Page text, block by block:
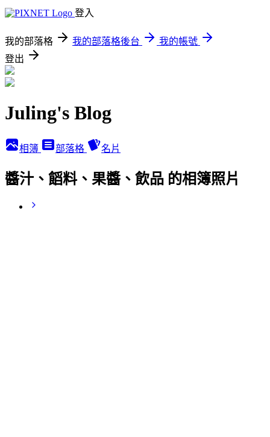
登入
我的部落格 我的部落格後台
我的帳號
登出
Juling's Blog
相簿 部落格 名片
醬汁、饀料、果醬、飲品 的相簿照片